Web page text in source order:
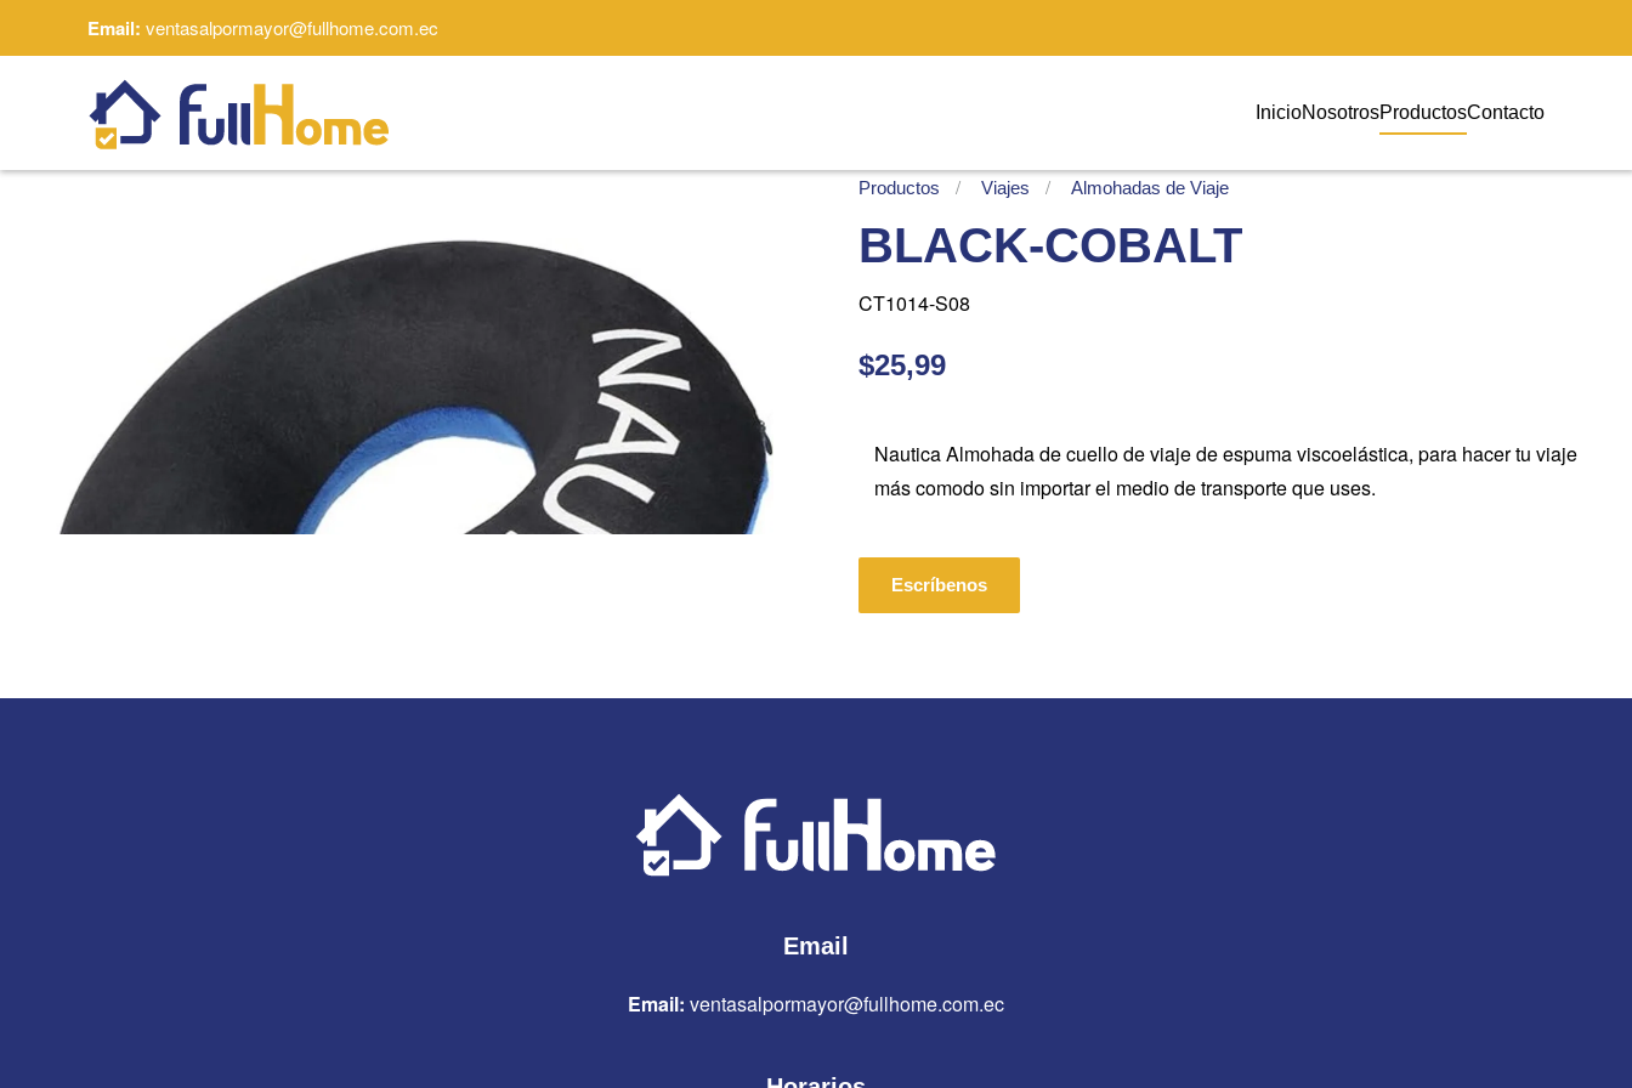
Email: ventasalpormayor@fullhome.com.ec
InicioNosotrosProductosContacto
Productos Viajes Almohadas de Viaje
BLACK-COBALT
CT1014-S08
$25,99
Nautica Almohada de cuello de viaje de espuma viscoelástica, para hacer tu viaje
más comodo sin importar el medio de transporte que uses.
Escríbenos
Email
Email: ventasalpormayor@fullhome.com.ec